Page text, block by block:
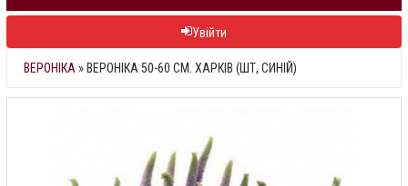
Увійти
ВЕРОНІКА » ВЕРОНІКА 50-60 СМ. ХАРКІВ (ШТ, СИНІЙ)